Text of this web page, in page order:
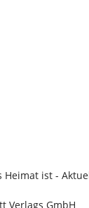
Heimat ist -
Verlags GmbH